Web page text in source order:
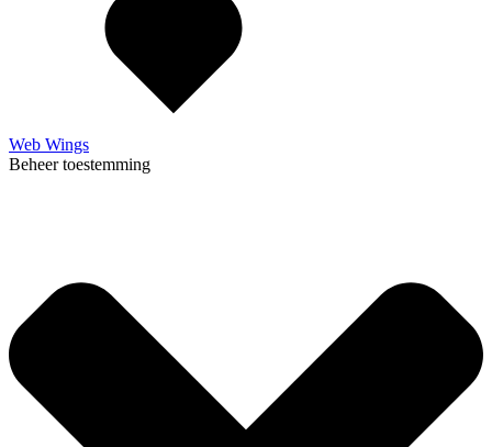
Web Wings
Beheer toestemming